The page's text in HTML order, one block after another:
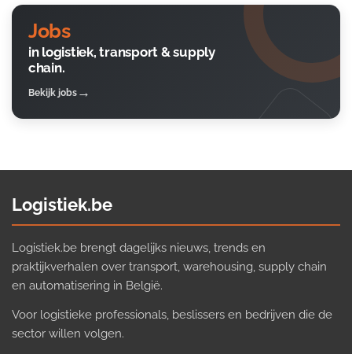
Jobs
in logistiek, transport & supply
chain.
Bekijk jobs
Logistiek.be
Logistiek.be brengt dagelijks nieuws, trends en
praktijkverhalen over transport, warehousing, supply chain
en automatisering in België.
Voor logistieke professionals, beslissers en bedrijven die de
sector willen volgen.